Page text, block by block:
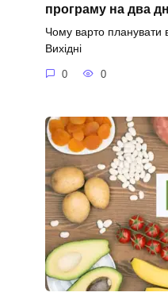
програму на два
Чому варто планувати
Вихідні
0 0